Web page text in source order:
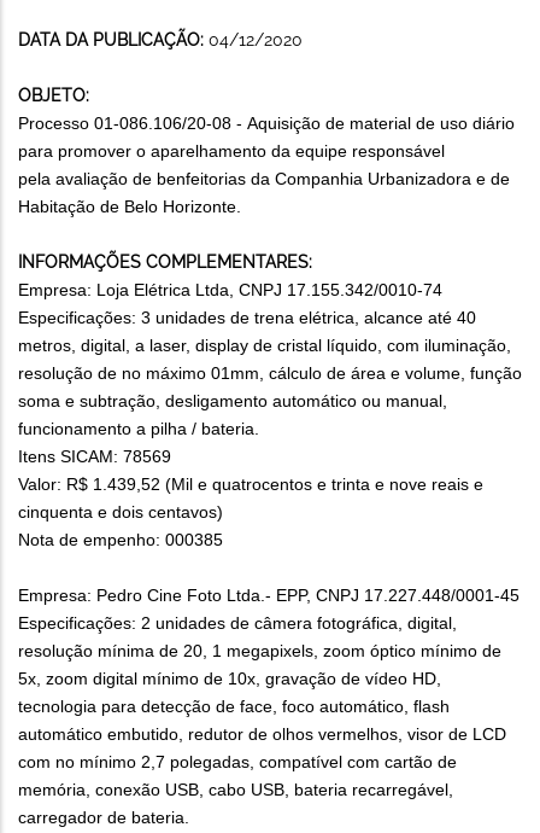
DATA DA PUBLICAÇÃO: 04/12/2020
OBJETO:
Processo 01-086.106/20-08 - Aquisição de material de uso diário
para promover o aparelhamento da equipe responsável
pela avaliação de benfeitorias da Companhia Urbanizadora e de
Habitação de Belo Horizonte.
INFORMAÇÕES COMPLEMENTARES:
Empresa: Loja Elétrica Ltda, CNPJ 17.155.342/0010-74
Especificações: 3 unidades de trena elétrica, alcance até 40
metros, digital, a laser, display de cristal líquido, com iluminação,
resolução de no máximo 01mm, cálculo de área e volume, função
soma e subtração, desligamento automático ou manual,
funcionamento a pilha / bateria.
Itens SICAM: 78569
Valor: R$ 1.439,52 (Mil e quatrocentos e trinta e nove reais e
cinquenta e dois centavos)
Nota de empenho: 000385
Empresa: Pedro Cine Foto Ltda.- EPP, CNPJ 17.227.448/0001-45
Especificações: 2 unidades de câmera fotográfica, digital,
resolução mínima de 20, 1 megapixels, zoom óptico mínimo de
5x, zoom digital mínimo de 10x, gravação de vídeo HD,
tecnologia para detecção de face, foco automático, flash
automático embutido, redutor de olhos vermelhos, visor de LCD
com no mínimo 2,7 polegadas, compatível com cartão de
memória, conexão USB, cabo USB, bateria recarregável,
carregador de bateria.